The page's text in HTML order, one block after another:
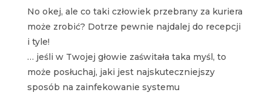
No okej, ale co taki człowiek przebrany za kuriera
może zrobić? Dotrze pewnie najdalej do recepcji
i tyle!
… jeśli w Twojej głowie zaświtała taka myśl, to
może posłuchaj, jaki jest najskuteczniejszy
sposób na zainfekowanie systemu